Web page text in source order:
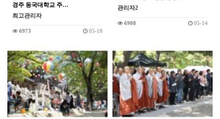
경주 동국대학교 주…
최고관리자
6973 05-18
관리자2
6908 05-14